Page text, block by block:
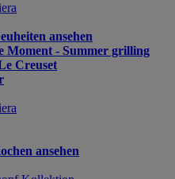
ansehen
Moment - Summer grilling
Creuset
ansehen